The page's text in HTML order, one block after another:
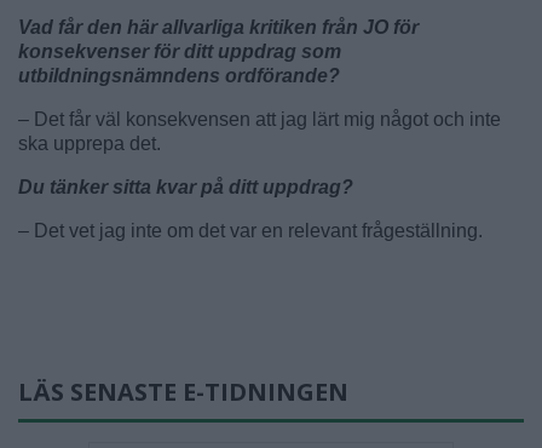
Vad får den här allvarliga kritiken från JO för
konsekvenser för ditt uppdrag som
utbildningsnämndens ordförande?
– Det får väl konsekvensen att jag lärt mig något och inte
ska upprepa det.
Du tänker sitta kvar på ditt uppdrag?
– Det vet jag inte om det var en relevant frågeställning.
LÄS SENASTE E-TIDNINGEN